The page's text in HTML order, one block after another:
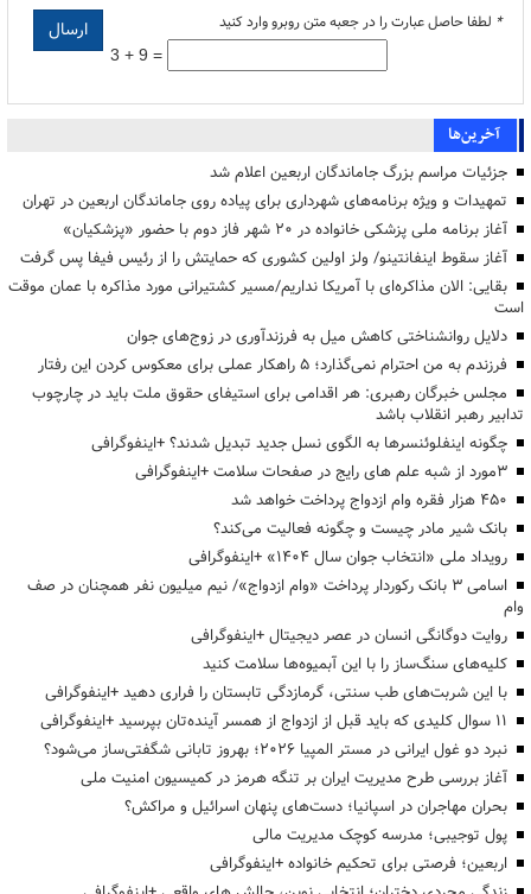
* لطفا حاصل عبارت را در جعبه متن روبرو وارد کنید
3 + 9 =
آخرین‌ها
جزئیات مراسم بزرگ جاماندگان اربعین اعلام شد
تمهیدات و ویژه برنامه‌های شهرداری برای پیاده روی جاماندگان اربعین در تهران
آغاز برنامه ملی پزشکی خانواده در ۲۰ شهر فاز دوم با حضور «پزشکیان»
آغاز سقوط اینفانتینو/ ولز اولین کشوری که حمایتش را از رئیس فیفا پس گرفت
بقایی: الان مذاکره‌ای با آمریکا نداریم/مسیر کشتیرانی مورد مذاکره با عمان موقت
است
دلایل روانشناختی کاهش میل به فرزندآوری در زوج‌های جوان
فرزندم به من احترام نمی‌گذارد؛ ۵ راهکار عملی برای معکوس کردن این رفتار
مجلس خبرگان رهبری: هر اقدامی برای استیفای حقوق ملت باید در چارچوب
تدابیر رهبر انقلاب باشد
چگونه اینفلوئنسرها به الگوی نسل جدید تبدیل شدند؟ +اینفوگرافی
3مورد از شبه علم های رایج در صفحات سلامت +اینفوگرافی
۴۵۰ هزار فقره وام ازدواج پرداخت خواهد شد
بانک شیر مادر چیست و چگونه فعالیت می‌کند؟
رویداد ملی «انتخاب جوان سال ۱۴۰۴» +اینفوگرافی
اسامی ۳ بانک رکوردار پرداخت «وام ازدواج»/ نیم میلیون نفر همچنان در صف
وام
روایت دوگانگی انسان در عصر دیجیتال +اینفوگرافی
کلیه‌های سنگ‌ساز را با این آبمیوه‌ها سلامت کنید
با این شربت‌های طب سنتی، گرمازدگی تابستان را فراری دهید +اینفوگرافی
۱۱ سوال کلیدی که باید قبل از ازدواج از همسر آینده‌تان بپرسید +اینفوگرافی
نبرد دو غول ایرانی در مستر المپیا ۲۰۲۶؛ بهروز تابانی شگفتی‌ساز می‌شود؟
آغاز بررسی طرح مدیریت ایران بر تنگه هرمز در کمیسیون امنیت ملی
بحران مهاجران در اسپانیا؛ دست‌های پنهان اسرائیل و مراکش؟
پول توجیبی؛ مدرسه کوچک مدیریت مالی
اربعین؛ فرصتی برای تحکیم خانواده +اینفوگرافی